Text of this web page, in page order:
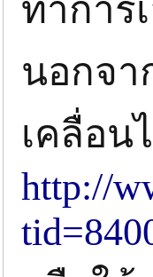
ทำการ
นอกจา
เคลื่อน
http://